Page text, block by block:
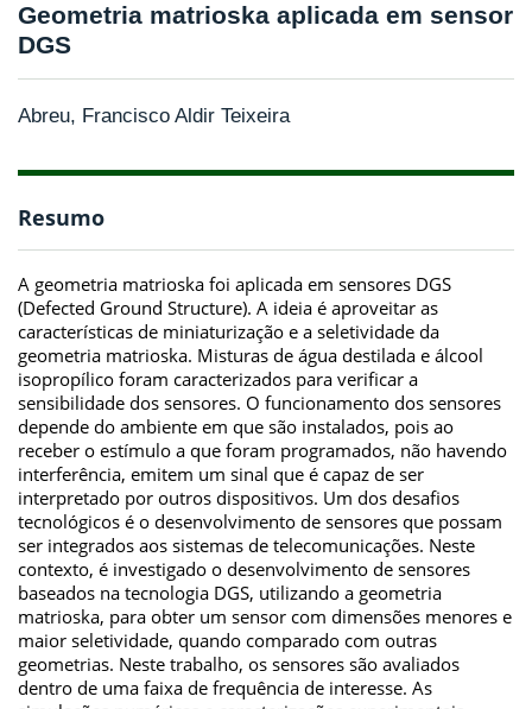
Geometria matrioska aplicada em sensor
DGS
Abreu, Francisco Aldir Teixeira
Resumo
A geometria matrioska foi aplicada em sensores DGS
(Defected Ground Structure). A ideia é aproveitar as
características de miniaturização e a seletividade da
geometria matrioska. Misturas de água destilada e álcool
isopropílico foram caracterizados para verificar a
sensibilidade dos sensores. O funcionamento dos sensores
depende do ambiente em que são instalados, pois ao
receber o estímulo a que foram programados, não havendo
interferência, emitem um sinal que é capaz de ser
interpretado por outros dispositivos. Um dos desafios
tecnológicos é o desenvolvimento de sensores que possam
ser integrados aos sistemas de telecomunicações. Neste
contexto, é investigado o desenvolvimento de sensores
baseados na tecnologia DGS, utilizando a geometria
matrioska, para obter um sensor com dimensões menores e
maior seletividade, quando comparado com outras
geometrias. Neste trabalho, os sensores são avaliados
dentro de uma faixa de frequência de interesse. As